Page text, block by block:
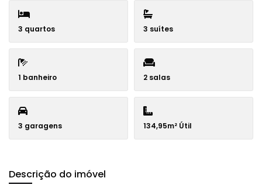
3 quartos 3 suítes
1 banheiro 2 salas
3 garagens 134,95m² Útil
Descrição do imóvel